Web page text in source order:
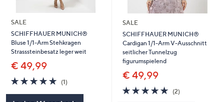
SALE
SCHIFFHAUER MUNICH®
Bluse 1/1-Arm Stehkragen
Strasssteinbesatz leger weit
€ 49,99
5.0
von
(1)1
SALE
SCHIFFHAUER MUNICH®
Cardigan 1/1-Arm V-Ausschnitt
seitlicher Tunnelzug
figurumspielend
€ 49,99
5.0
von
(2)2